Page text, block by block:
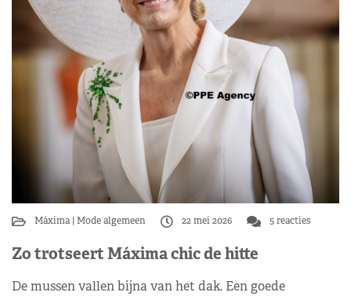
Máxima Mode algemeen 22 mei 2026 5 reacties
Zo trotseert Máxima chic de hitte
De mussen vallen bijna van het dak. Een goede